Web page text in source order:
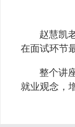
赵慧凯
在面试环节
整个讲
就业观念，